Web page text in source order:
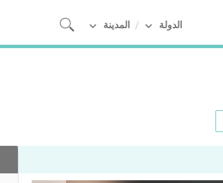
الدولة المدينة